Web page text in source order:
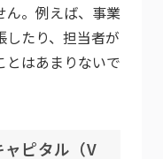
ん。例えば、事業
したり、担当者が
とはあまりないで
ピタル（V